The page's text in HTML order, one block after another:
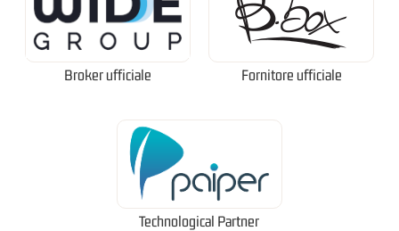
Broker ufficiale Fornitore ufficiale
Technological Partner